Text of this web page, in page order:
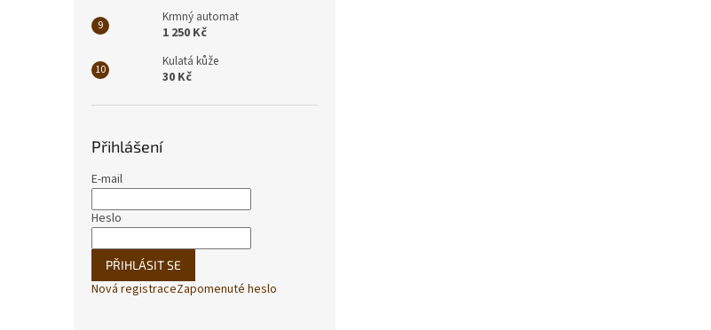
Krmný automat
1 250 Kč
Kulatá kůže
30 Kč
Přihlášení
E-mail
Heslo
PŘIHLÁSIT SE
Nová registraceZapomenuté heslo